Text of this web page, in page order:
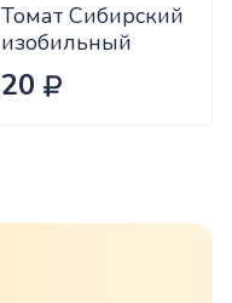
Томат Сибирский
изобильный
Сиб.сад Ц
20